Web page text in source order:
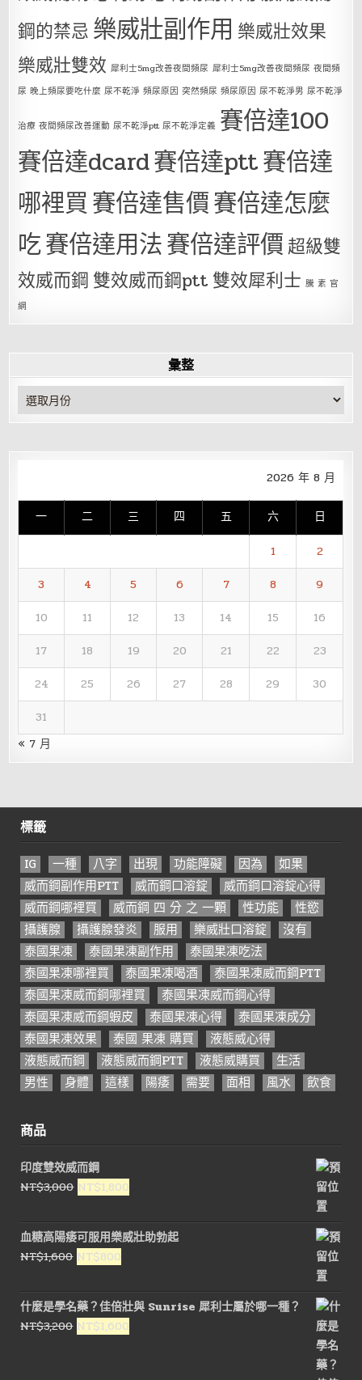
鋼的禁忌 樂威壯副作用 樂威壯效果
樂威壯雙效 犀利士5mg改善夜間頻尿 犀利士5mg改善夜間頻尿 夜間頻
尿 晚上頻尿要吃什麼 尿不乾淨 頻尿原因 突然頻尿 頻尿原因 尿不乾淨男 尿不乾淨
治療 夜間頻尿改善運動 尿不乾淨ptt 尿不乾淨定義 賽倍達100
賽倍達dcard賽倍達ptt賽倍達
哪裡買賽倍達售價賽倍達怎麼
吃賽倍達用法賽倍達評價超級雙
效威而鋼 雙效威而鋼ptt 雙效犀利士 騰 素 官
網
彙整
彙
整
2026 年 8 月
一 二 三 四 五 六 日
1
2
3
4 5 6 7 8
9
10
11 12 13 14 15
16
17
18 19 20 21 22
23
24
25 26 27 28 29
30
31
« 7 月
標籤
IG 一種 八字 出現 功能障礙 因為
如果
威而鋼副作用PTT
威而鋼口溶錠
威而鋼口溶錠心得
威而鋼哪裡買
威而鋼 四 分 之 一顆 性功能
性慾
攝護腺
攝護腺發炎 服用 樂威壯口溶錠
沒有
泰國果凍
泰國果凍副作用
泰國果凍吃法
泰國果凍哪裡買
泰國果凍喝酒
泰國果凍威而鋼PTT
泰國果凍威而鋼哪裡買
泰國果凍威而鋼心得
泰國果凍威而鋼蝦皮
泰國果凍心得
泰國果凍成分
泰國果凍效果
泰國 果凍 購買
液態威心得
液態威而鋼
液態威而鋼PTT 液態威購買
生活
男性
身體 這樣 陽痿 需要 面相 風水 飲食
商品
印度雙效威而鋼
NT$3,000 原
價
格：
NT$3,000。
NT$1,800
價
格：
血糖高陽痿可服用樂威壯助勃起
NT$1,600 原
價
格：
NT$1,600。
NT$800
價
格：
NT$800。
什麼是學名藥？佳倍壯與 Sunrise 犀利士屬於哪一種？
NT$3,200 原
NT$1,600